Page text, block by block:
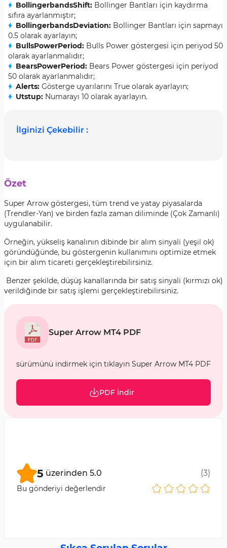
BollingerbandsShift: Bollinger Bantları için kaydırma
sıfıra ayarlanmıştır;
BollingerbandsDeviation: Bollinger Bantları için sapmayı
0.5 olarak ayarlayın;
BullsPowerPeriod: Bulls Power göstergesi için periyod 50
olarak ayarlanmalıdır;
BearsPowerPeriod: Bears Power göstergesi için periyod
50 olarak ayarlanmalıdır;
Alerts: Gösterge uyarılarını True olarak ayarlayın;
Utstup: Numarayı 10 olarak ayarlayın.
İlginizi Çekebilir :
Özet
Super Arrow göstergesi, tüm trend ve yatay piyasalarda
(Trendler-Yan) ve birden fazla zaman diliminde (Çok Zamanlı)
uygulanabilir.
Örneğin, yükseliş kanalının dibinde bir alım sinyali (yeşil ok)
göründüğünde, bu göstergenin kullanımını optimize etmek
için bir alım ticareti gerçekleştirebilirsiniz.
Benzer şekilde, düşüş kanallarında bir satış sinyali (kırmızı ok)
verildiğinde bir satış işlemi gerçekleştirebilirsiniz.
Super Arrow MT4 PDF
sürümünü indirmek için tıklayın Super Arrow MT4 PDF
PDF İndir
5 üzerinden 5.0 (3)
Bu gönderiyi değerlendir